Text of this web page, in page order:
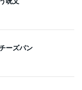
ーズパン